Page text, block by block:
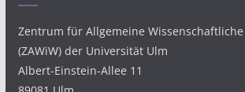
Zentrum für Allgemeine
(ZAWiW) der Universität Ulm
Albert-Einstein-Allee 11